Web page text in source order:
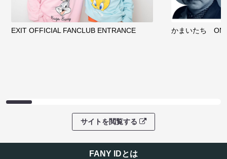
EXIT OFFICIAL FANCLUB ENTRANCE かまいたち
サイトを閲覧する
FANY IDとは